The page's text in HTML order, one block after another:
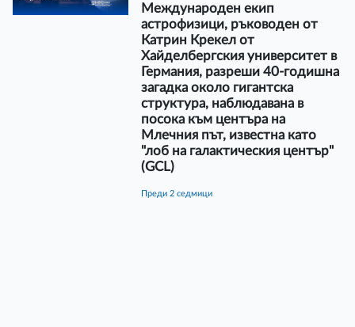
Международен екип
астрофизици, ръководен от
Катрин Крекел от
Хайделбергския университет в
Германия, разреши 40-годишна
загадка около гигантска
структура, наблюдавана в
посока към центъра на
Млечния път, известна като
"лоб на галактическия център"
(GCL)
преди 2 седмици